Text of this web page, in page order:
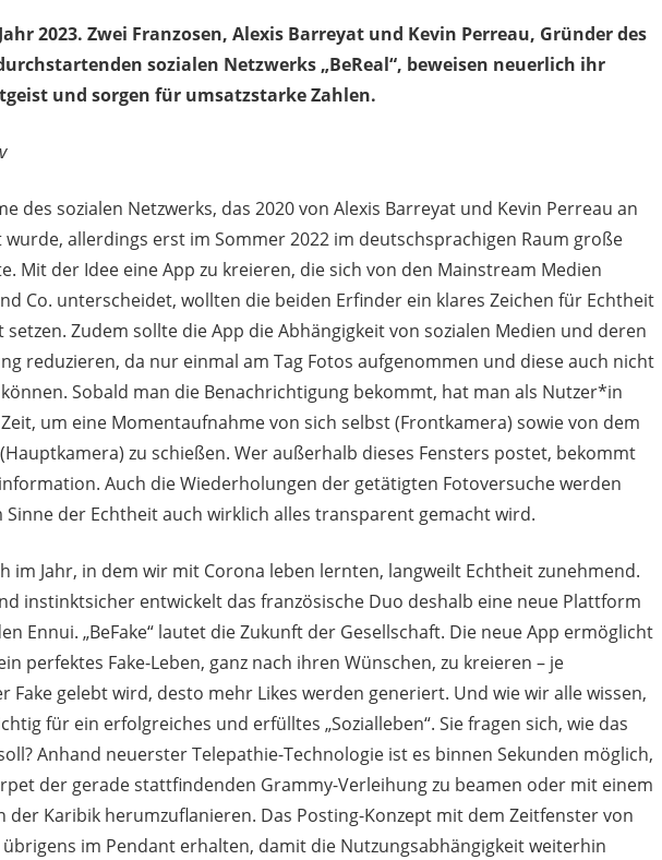
2023. Zwei Franzosen, Alexis Barreyat und Kevin Perreau, Gründer des
sozialen Netzwerks „BeReal“, beweisen neuerlich ihr
und sorgen für umsatzstarke Zahlen.
des sozialen Netzwerks, das 2020 von Alexis Barreyat und Kevin Perreau an
allerdings erst im Sommer 2022 im deutschsprachigen Raum große
Mit der Idee eine App zu kreieren, die sich von den Mainstream Medien
Co. unterscheidet, wollten die beiden Erfinder ein klares Zeichen für Echtheit
Zudem sollte die App die Abhängigkeit von sozialen Medien und deren
reduzieren, da nur einmal am Tag Fotos aufgenommen und diese auch nicht
Sobald man die Benachrichtigung bekommt, hat man als Nutzer*in
um eine Momentaufnahme von sich selbst (Frontkamera) sowie von dem
zu schießen. Wer außerhalb dieses Fensters postet, bekommt
Auch die Wiederholungen der getätigten Fotoversuche werden
der Echtheit auch wirklich alles transparent gemacht wird.
im Jahr, in dem wir mit Corona leben lernten, langweilt Echtheit zunehmend.
instinktsicher entwickelt das französische Duo deshalb eine neue Plattform
Ennui. „BeFake“ lautet die Zukunft der Gesellschaft. Die neue App ermöglicht
perfektes Fake-Leben, ganz nach ihren Wünschen, zu kreieren – je
Fake gelebt wird, desto mehr Likes werden generiert. Und wie wir alle wissen,
für ein erfolgreiches und erfülltes „Sozialleben“. Sie fragen sich, wie das
Anhand neuerster Telepathie-Technologie ist es binnen Sekunden möglich,
der gerade stattfindenden Grammy-Verleihung zu beamen oder mit einem
der Karibik herumzuflanieren. Das Posting-Konzept mit dem Zeitfenster von
im Pendant erhalten, damit die Nutzungsabhängigkeit weiterhin